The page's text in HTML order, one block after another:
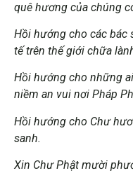
quê hương của chúng
Hồi hướng cho các bác
tế trên thế giới chữa
Hồi hướng cho những
niềm an vui nơi Pháp
Hồi hướng cho Chư
sanh.
Xin Chư Phật mười